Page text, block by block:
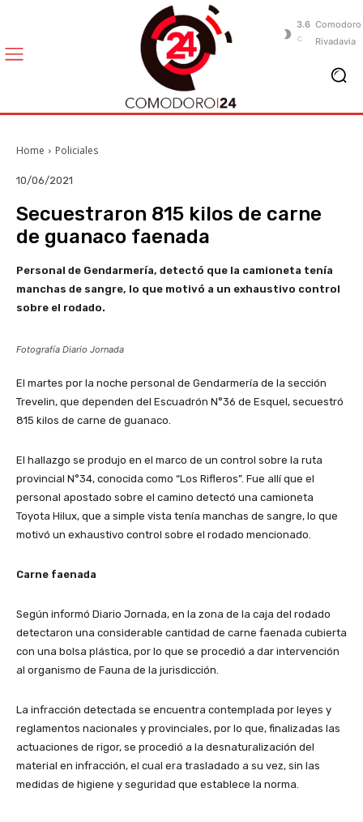
3.6
C
Comodoro
Rivadavia
Home Policiales
10/06/2021
Secuestraron 815 kilos de carne
de guanaco faenada
Personal de Gendarmería, detectó que la camioneta tenía
manchas de sangre, lo que motivó a un exhaustivo control
sobre el rodado.
Fotografía Diario Jornada
El martes por la noche personal de Gendarmería de la sección
Trevelin, que dependen del Escuadrón N°36 de Esquel, secuestró
815 kilos de carne de guanaco.
El hallazgo se produjo en el marco de un control sobre la ruta
provincial N°34, conocida como “Los Rifleros”. Fue allí que el
personal apostado sobre el camino detectó una camioneta
Toyota Hilux, que a simple vista tenía manchas de sangre, lo que
motivó un exhaustivo control sobre el rodado mencionado.
Carne faenada
Según informó Diario Jornada, en la zona de la caja del rodado
detectaron una considerable cantidad de carne faenada cubierta
con una bolsa plástica, por lo que se procedió a dar intervención
al organismo de Fauna de la jurisdicción.
La infracción detectada se encuentra contemplada por leyes y
reglamentos nacionales y provinciales, por lo que, finalizadas las
actuaciones de rigor, se procedió a la desnaturalización del
material en infracción, el cual era trasladado a su vez, sin las
medidas de higiene y seguridad que establece la norma.